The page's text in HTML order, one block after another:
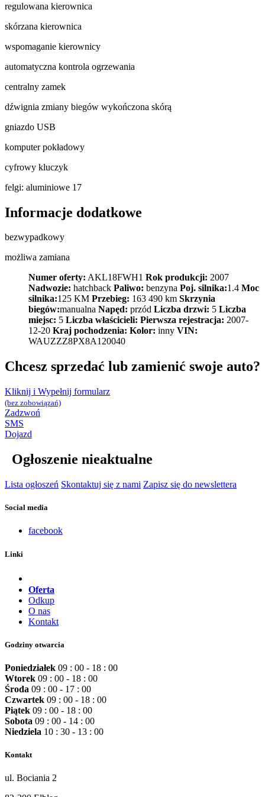
regulowana kierownica
skórzana kierownica
wspomaganie kierownicy
automatyczna kontrola ogrzewania
centralny zamek
dźwignia zmiany biegów wykończona skórą
gniazdo USB
komputer pokładowy
cyfrowy kluczyk
felgi: aluminiowe 17
Informacje dodatkowe
bezwypadkowy
możliwa zamiana
Numer oferty: AKL18FWH1 Rok produkcji: 2007
Nadwozie: hatchback Paliwo: benzyna Poj. silnika:1.4 Moc
silnika:125 KM Przebieg: 163 490 km Skrzynia
biegów:manualna Napęd: przód Liczba drzwi: 5 Liczba
miejsc: 5 Liczba właścicieli: Pierwsza rejestracja: 2007-
12-20 Kraj pochodzenia: Kolor: inny VIN:
WAUZZZ8PX8A120040
Chcesz sprzedać lub zamienić swoje auto?
Kliknij i Wypełnij formularz
(bez zobowiązań)
Zadzwoń
SMS
Dojazd
Ogłoszenie nieaktualne
Lista ogłoszeń Skontaktuj się z nami Zapisz się do newslettera
Social media
facebook
Linki
Oferta
Odkup
O nas
Kontakt
Godziny otwarcia
Poniedziałek 09 : 00 - 18 : 00
Wtorek 09 : 00 - 18 : 00
Środa 09 : 00 - 17 : 00
Czwartek 09 : 00 - 18 : 00
Piątek 09 : 00 - 18 : 00
Sobota 09 : 00 - 14 : 00
Niedziela 10 : 30 - 13 : 00
Kontakt
ul. Bociania 2